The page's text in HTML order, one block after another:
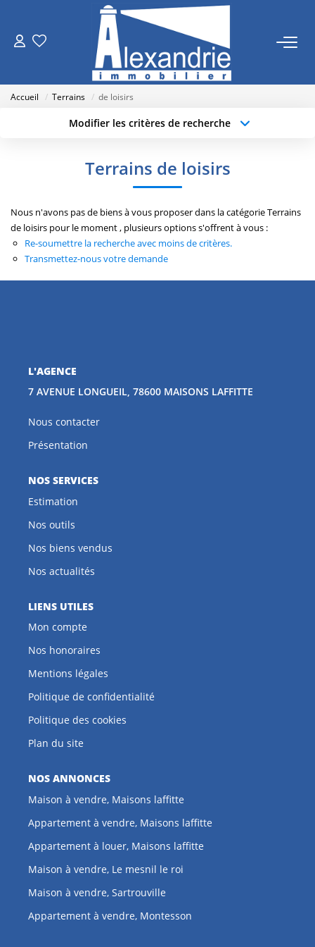
VENTES
Qui Sommes Nous
Nos Actualités
Accueil Terrains de loisirs
Modifier les critères de recherche
Budget max Plus de critères
Créer une alerte
Terrains de loisirs
Nous n'avons pas de biens à vous proposer dans la catégorie Terrains
de loisirs pour le moment , plusieurs options s'offrent à vous :
Re-soumettre la recherche avec moins de critères.
Transmettez-nous votre demande
L'AGENCE
7 AVENUE LONGUEIL, 78600 MAISONS LAFFITTE
Nous contacter
Présentation
NOS SERVICES
Estimation
Nos outils
Nos biens vendus
Nos actualités
LIENS UTILES
Mon compte
Nos honoraires
Mentions légales
Politique de confidentialité
Politique des cookies
Plan du site
NOS ANNONCES
Maison à vendre, Maisons laffitte
Appartement à vendre, Maisons laffitte
Appartement à louer, Maisons laffitte
Maison à vendre, Le mesnil le roi
Maison à vendre, Sartrouville
Appartement à vendre, Montesson